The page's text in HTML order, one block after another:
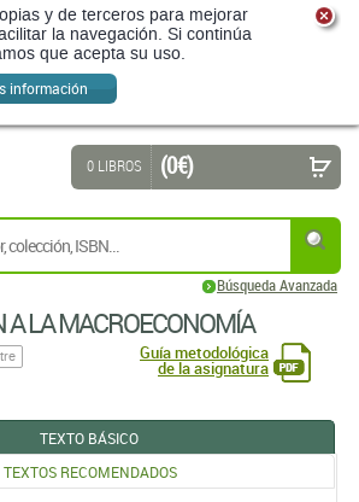
y de terceros para mejorar
la navegación. Si continúa
que acepta su uso.
información
Búsqueda Avanzada
0 LIBROS (0 €)
A LA MACROECONOMÍA
Guía metodológica
de la asignatura
TEXTO BÁSICO
TEXTOS RECOMENDADOS